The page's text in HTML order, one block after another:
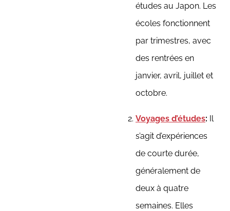
études au Japon. Les
écoles fonctionnent
par trimestres, avec
des rentrées en
janvier, avril, juillet et
octobre.
Voyages d’études: Il
s’agit d’expériences
de courte durée,
généralement de
deux à quatre
semaines. Elles